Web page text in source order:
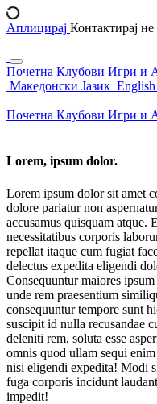
Аплицирај Контактирај не
Почетна Клубови Игри и
Македонски Јазик
Почетна Клубови Игри и
Lorem, ipsum dolor.
Lorem ipsum dolor sit amet
dolore pariatur non
accusamus quisquam atque.
necessitatibus corporis
repellat itaque cum fugiat
delectus expedita eligendi
Consequuntur maiores
unde rem praesentium
consequuntur tempore sunt
suscipit id nulla recusandae
deleniti rem, soluta esse
omnis quod ullam sequi
nisi eligendi expedita! Modi
fuga corporis incidunt
impedit!